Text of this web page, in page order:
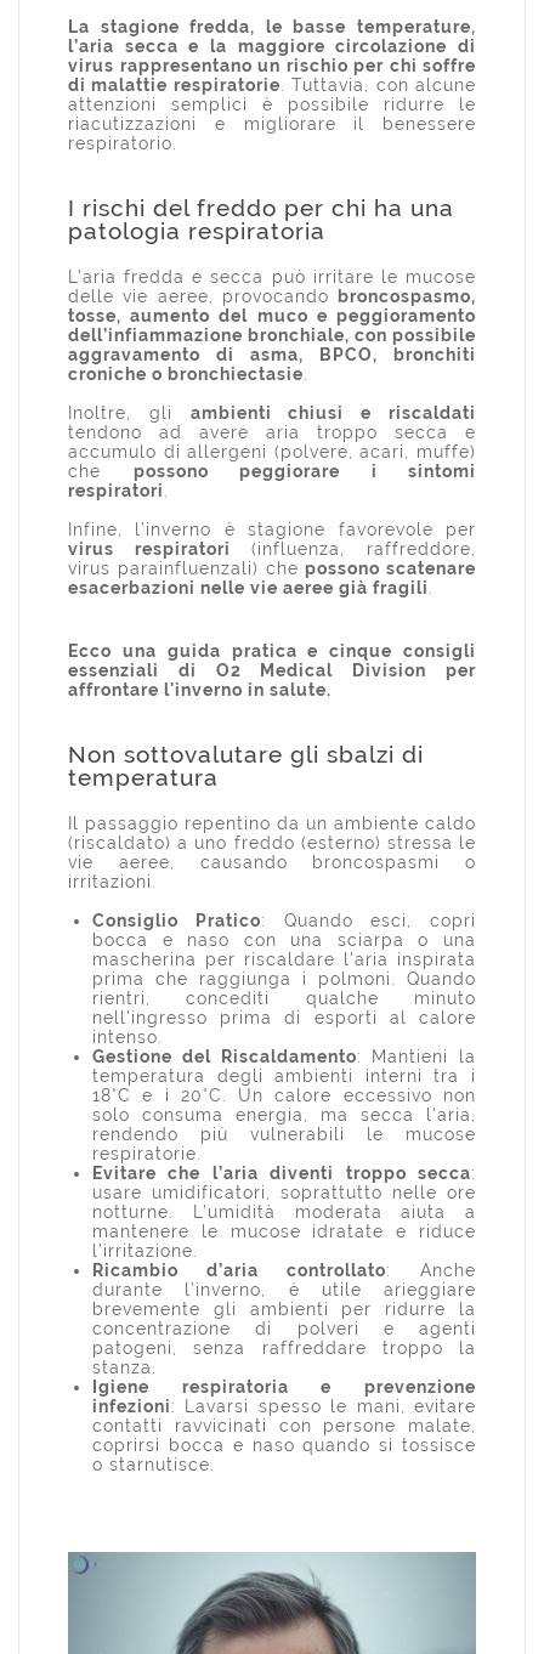
La stagione fredda, le basse temperature,
l’aria secca e la maggiore circolazione di
virus rappresentano un rischio per chi soffre
di malattie respiratorie. Tuttavia, con alcune
attenzioni semplici è possibile ridurre le
riacutizzazioni e migliorare il benessere
respiratorio.
I rischi del freddo per chi ha una
patologia respiratoria
L’aria fredda e secca può irritare le mucose
delle vie aeree, provocando
broncospasmo,
tosse, aumento del muco e peggioramento
dell’infiammazione bronchiale, con possibile
aggravamento di asma, BPCO, bronchiti
croniche o bronchiectasie.
Inoltre, gli ambienti chiusi e riscaldati
tendono ad avere aria troppo secca e
accumulo di allergeni (polvere, acari, muffe)
che possono peggiorare i sintomi
respiratori.
Infine, l’inverno è stagione favorevole per
virus respiratori
(influenza, raffreddore,
virus parainfluenzali) che possono scatenare
esacerbazioni nelle vie aeree già fragili.
Ecco una guida pratica e cinque consigli
essenziali di O2 Medical Division per
affrontare l'inverno in salute.
Non sottovalutare gli sbalzi di
temperatura
Il passaggio repentino da un ambiente caldo
(riscaldato) a uno freddo (esterno) stressa le
vie aeree, causando broncospasmi o
irritazioni.
Consiglio Pratico: Quando esci, copri
bocca e naso con una sciarpa o una
mascherina per riscaldare l'aria inspirata
prima che raggiunga i polmoni. Quando
rientri, concediti qualche minuto
nell'ingresso prima di esporti al calore
intenso.
Gestione del Riscaldamento: Mantieni la
temperatura degli ambienti interni tra i
18°C e i 20°C. Un calore eccessivo non
solo consuma energia, ma secca l'aria,
rendendo più vulnerabili le mucose
respiratorie.
Evitare che l’aria diventi troppo secca:
usare umidificatori, soprattutto nelle ore
notturne. L’umidità moderata aiuta a
mantenere le mucose idratate e riduce
l’irritazione.
Ricambio d’aria controllato: Anche
durante l’inverno, è utile arieggiare
brevemente gli ambienti per ridurre la
concentrazione di polveri e agenti
patogeni, senza raffreddare troppo la
stanza.
Igiene respiratoria e prevenzione
infezioni: Lavarsi spesso le mani, evitare
contatti ravvicinati con persone malate,
coprirsi bocca e naso quando si tossisce
o starnutisce.